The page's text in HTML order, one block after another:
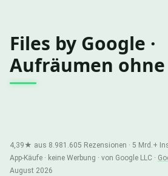
Files by Google ·
Aufräumen
4,39★ aus 8.981.605 Rezensionen · 5 Mrd.+
App-Käufe · keine Werbung · von Google LLC ·
August 2026